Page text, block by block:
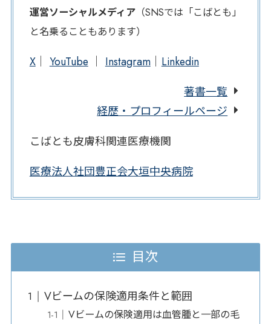
運営ソーシャルメディア（SNSでは「こばとも」
と名乗ることもあります）
X｜ YouTube｜ Instagram｜ Linkedin
著書一覧
経歴・プロフィールページ
こばとも皮膚科関連医療機関
医療法人社団豊正会大垣中央病院
目次
Vビームの保険適用条件と範囲
Vビームの保険適用は血管腫と一部の毛